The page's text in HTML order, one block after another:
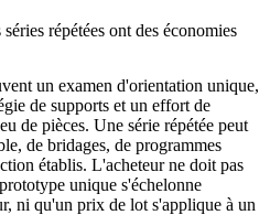
répétées ont des économies
un examen d'orientation unique,
de supports et un effort de
de pièces. Une série répétée peut
de bridages, de programmes
établis. L'acheteur ne doit pas
unique s'échelonne
ni qu'un prix de lot s'applique à un